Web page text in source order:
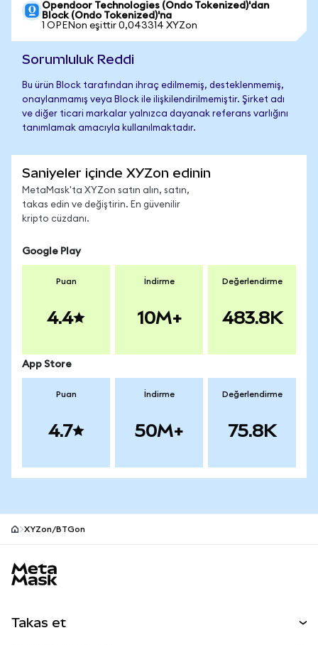
Opendoor Technologies (Ondo Tokenized)'dan
Block (Ondo Tokenized)'na
1 OPENon eşittir 0,043314 XYZon
Sorumluluk Reddi
Bu ürün Block tarafından ihraç edilmemiş, desteklenmemiş,
onaylanmamış veya Block ile ilişkilendirilmemiştir. Şirket adı
ve diğer ticari markalar yalnızca dayanak referans varlığını
tanımlamak amacıyla kullanılmaktadır.
Saniyeler içinde XYZon edinin
MetaMask'ta XYZon satın alın, satın,
takas edin ve değiştirin. En güvenilir
kripto cüzdanı.
Google Play
Puan
4.4
İndirme
10M+
Değerlendirme
483.8K
App Store
Puan
4.7
İndirme
50M+
Değerlendirme
75.8K
XYZon/BTGon
Takas et